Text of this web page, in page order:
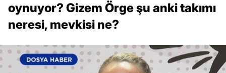
oynuyor? Gizem Örge şu anki takımı
neresi, mevkisi ne?